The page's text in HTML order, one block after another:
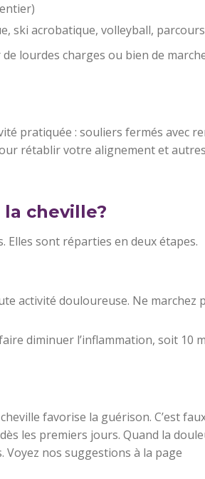
ski acrobatique, volleyball,
lourdes charges ou bien de
pratiquée : souliers fermés
rétablir votre alignement et
cheville?
Elles sont réparties en deux étapes.
activité douloureuse. Ne
diminuer l’inflammation, soit
favorise la guérison. C’est
les premiers jours. Quand la
nos suggestions à la page